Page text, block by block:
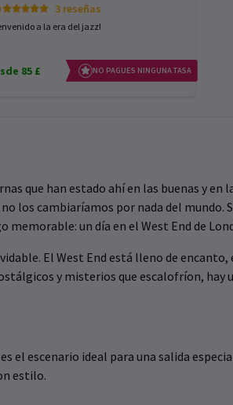
3 reseñas
a la era del jazz!
85 £ NO PAGUES NINGUNA TASA
que han estado ahí en las buenas y en
los cambiaríamos por nada del mundo.
memorable: un día en el West End de
El West End está lleno de
y misterios que escalofríon, hay
el escenario ideal para una salida
estilo.